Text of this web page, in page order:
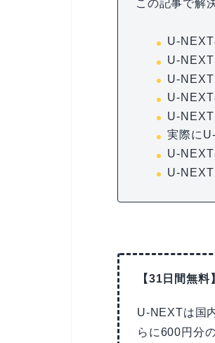
この記事で解
U-
U-
U-
U-
U-
実際に
U-
U-
【31日間無
U-NEXTは国
らに600円分